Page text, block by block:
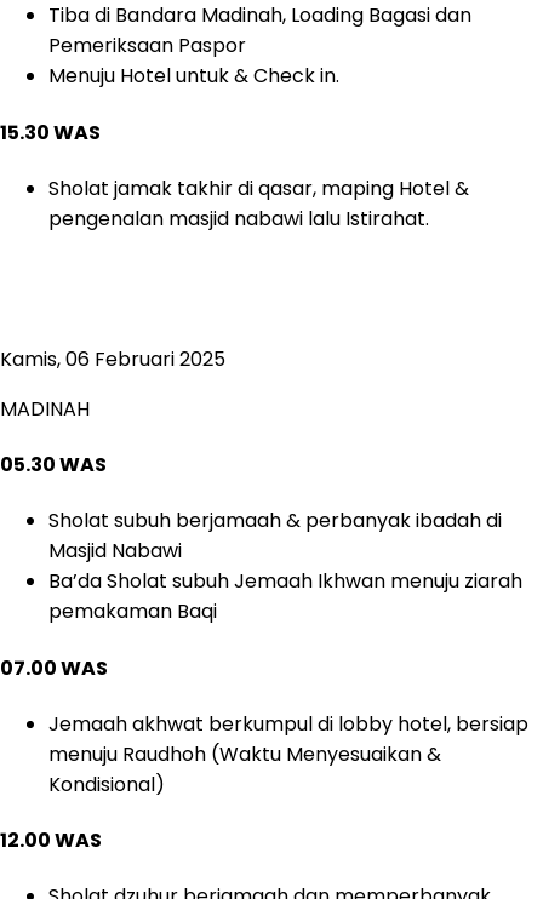
Tiba di Bandara Madinah, Loading Bagasi dan
Pemeriksaan Paspor
Menuju Hotel untuk & Check in.
15.30 WAS
Sholat jamak takhir di qasar, maping Hotel &
pengenalan masjid nabawi lalu Istirahat.
Kamis, 06 Februari 2025
MADINAH
05.30 WAS
Sholat subuh berjamaah & perbanyak ibadah di
Masjid Nabawi
Ba’da Sholat subuh Jemaah Ikhwan menuju ziarah
pemakaman Baqi
07.00 WAS
Jemaah akhwat berkumpul di lobby hotel, bersiap
menuju Raudhoh (Waktu Menyesuaikan &
Kondisional)
12.00 WAS